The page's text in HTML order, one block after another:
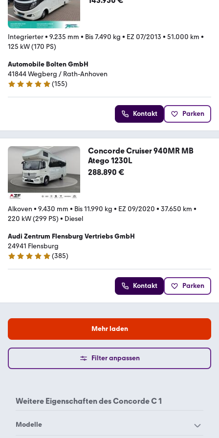
Integrierter• 9.235 mm • Bis 7.490 kg • EZ 07/2013 • 51.000 km •
125 kW (170 PS)
Automobile Bolten GmbH
41844 Wegberg / Rath-Anhoven
5 Sterne
(155)
Kontakt Parken
Concorde Cruiser 940MR MB
Atego 1230L
288.890 €
Alkoven • 9.430 mm • Bis 11.990 kg • EZ 09/2020 • 37.650 km •
220 kW (299 PS) • Diesel
Audi Zentrum Flensburg Vertriebs GmbH
24941 Flensburg
4.9 Sterne
(385)
Kontakt Parken
Mehr laden
Filter anpassen
Weitere Eigenschaften desConcorde C 1
Modelle